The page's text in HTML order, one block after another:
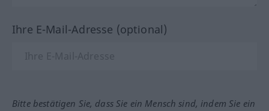
Ihre E-Mail-Adresse (optional)
Bitte bestätigen Sie, dass Sie ein Mensch sind, indem Sie ein